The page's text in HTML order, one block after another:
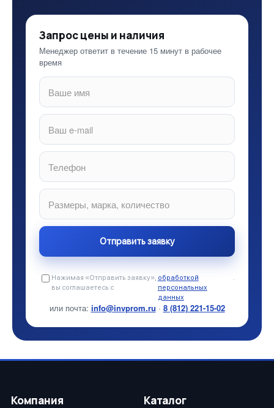
Запрос цены и наличия
Менеджер ответит в течение 15 минут в рабочее
время
Нажимая «Отправить заявку»,
вы соглашаетесь с
обработкой
персональных
данных
.
или почта: info@invprom.ru · 8 (812) 221-15-02
Компания Каталог